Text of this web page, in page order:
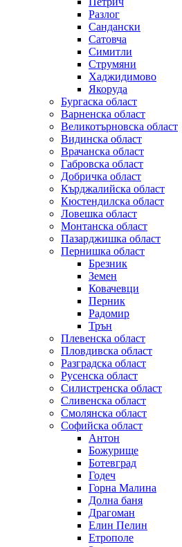
Разлог
Сандански
Сатовча
Симитли
Струмяни
Хаджидимово
Якоруда
Бургаска област
Варненска област
Великотърновска област
Видинска област
Врачанска област
Габровска област
Добричка област
Кърджалийска област
Кюстендилска област
Ловешка област
Монтанска област
Пазарджишка област
Пернишка област
Брезник
Земен
Ковачевци
Перник
Радомир
Трън
Плевенска област
Пловдивска област
Разградска област
Русенска област
Силистренска област
Сливенска област
Смолянска област
Софийска област
Антон
Божурище
Ботевград
Годеч
Горна Малина
Долна баня
Драгоман
Елин Пелин
Етрополе